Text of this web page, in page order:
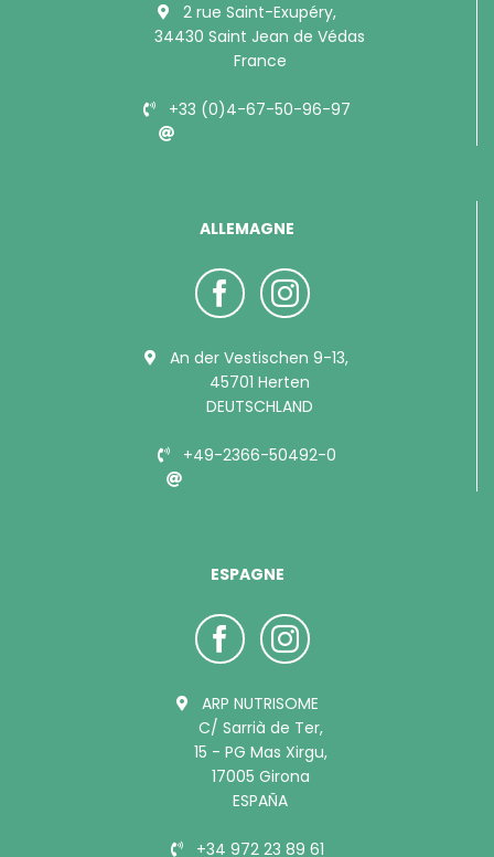
2 rue Saint-Exupéry,
34430 Saint Jean de Védas
France
+33 (0)4-67-50-96-97
ALLEMAGNE
An der Vestischen 9-13,
45701 Herten
DEUTSCHLAND
+49-2366-50492-0
ESPAGNE
ARP NUTRISOME
C/ Sarrià de Ter,
15 - PG Mas Xirgu,
17005 Girona
ESPAÑA
+34 972 23 89 61